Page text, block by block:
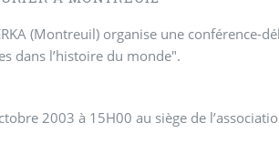
(Montreuil) organise une conférence-
dans l’histoire du monde".
2003 à 15H00 au siège de